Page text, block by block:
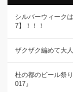
シルバーウィーク
7】！！！
ザクザク編めて大
杜の都のビール祭
017』